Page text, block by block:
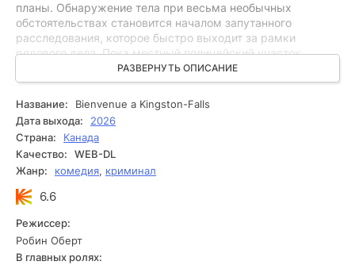
планы. Обнаружение тела при весьма необычных
обстоятельствах становится началом запутанного
расследования, которое быстро выходит за рамки
рядового дела. Пока местный полицейский участок
переживает непростые времена и пытается избежать
закрытия, Серпенту приходится разбираться в череде
странных событий, связанных с жителями городка. На его
пути встречаются эксцентричные персонажи, скрытые
тайны и множество неожиданных поворотов. Сериал
сочетает детективную интригу, элементы чёрного юмора
и атмосферу провинциального городка, где за внешним
спокойствием скрывается немало секретов.
РАЗВЕРНУТЬ ОПИСАНИЕ
Название:
Bienvenue a Kingston-Falls
Дата выхода:
2026
Страна:
Канада
Качество:
WEB-DL
Жанр:
комедия, криминал
6.6
Режиссер:
Робин Оберт
В главных ролях: